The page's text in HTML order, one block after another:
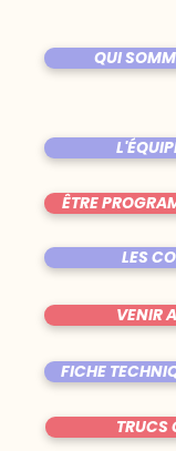
QUI
ÊTRE
LES
VENIR
FICHE
TRUCS